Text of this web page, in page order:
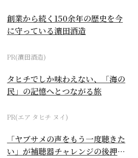
創業から続く150余年の歴史を今
に守っている濵田酒造
PR(濵田酒造)
タヒチでしか味わえない、「海の
民」の記憶へとつながる旅
PR(エア タヒチ ヌイ)
「ヤブサメの声をもう一度聴きた
い」が補聴器チャレンジの後押し